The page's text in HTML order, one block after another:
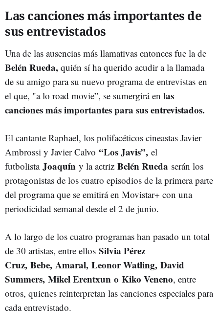
Las canciones más importantes de
sus entrevistados
Una de las ausencias más llamativas entonces fue la de
Belén Rueda, quién sí ha querido acudir a la llamada
de su amigo para su nuevo programa de entrevistas en
el que, "a lo road movie”, se sumergirá en las
canciones más importantes para sus entrevistados.
El cantante Raphael, los polifacéticos cineastas Javier
Ambrossi y Javier Calvo “Los Javis”, el
futbolista Joaquín y la actriz Belén Rueda serán los
protagonistas de los cuatro episodios de la primera parte
del programa que se emitirá en Movistar+ con una
periodicidad semanal desde el 2 de junio.
A lo largo de los cuatro programas han pasado un total
de 30 artistas, entre ellos Silvia Pérez
Cruz, Bebe, Amaral, Leonor Watling, David
Summers, Mikel Erentxun o Kiko Veneno, entre
otros, quienes reinterpretan las canciones especiales para
cada entrevistado.